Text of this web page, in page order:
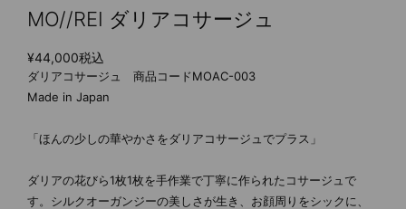
MO//REI ダリアコサージュ
¥44,000税込
ダリアコサージュ 商品コードMOAC-003
Made in Japan
「ほんの少しの華やかさをダリアコサージュでプラス」
ダリアの花びら1枚1枚を手作業で丁寧に作られたコサージュで
す。シルクオーガンジーの美しさが生き、お顔周りをシックに、